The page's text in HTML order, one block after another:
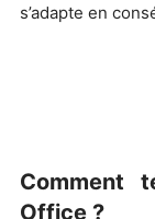
s’adapte en
Comment
Office ?